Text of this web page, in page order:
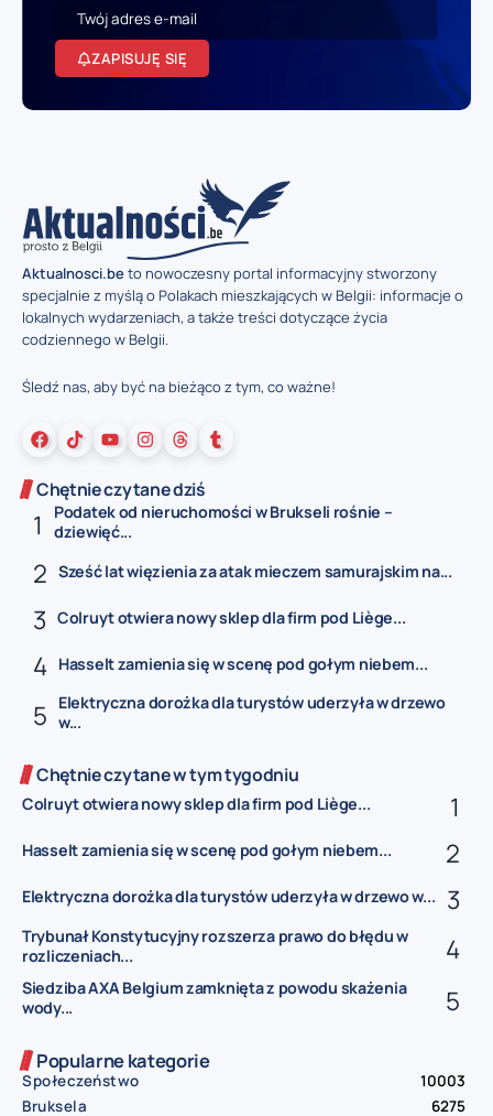
ZAPISUJĘ SIĘ
Aktualnosci.beto nowoczesny portal informacyjny stworzony
specjalnie z myślą o Polakach mieszkających w Belgii: informacje o
lokalnych wydarzeniach, a także treści dotyczące życia
codziennego w Belgii.
Śledź nas, aby być na bieżąco z tym, co ważne!
Chętnie czytane dziś
Podatek od nieruchomości w Brukseli rośnie –
dziewięć...
Sześć lat więzienia za atak mieczem samurajskim na...
Colruyt otwiera nowy sklep dla firm pod Liège...
Hasselt zamienia się w scenę pod gołym niebem...
Elektryczna dorożka dla turystów uderzyła w drzewo
w...
Chętnie czytane w tym tygodniu
Colruyt otwiera nowy sklep dla firm pod Liège...
Hasselt zamienia się w scenę pod gołym niebem...
Elektryczna dorożka dla turystów uderzyła w drzewo w...
Trybunał Konstytucyjny rozszerza prawo do błędu w
rozliczeniach...
Siedziba AXA Belgium zamknięta z powodu skażenia
wody...
Popularne kategorie
Społeczeństwo
10003
Bruksela
6275